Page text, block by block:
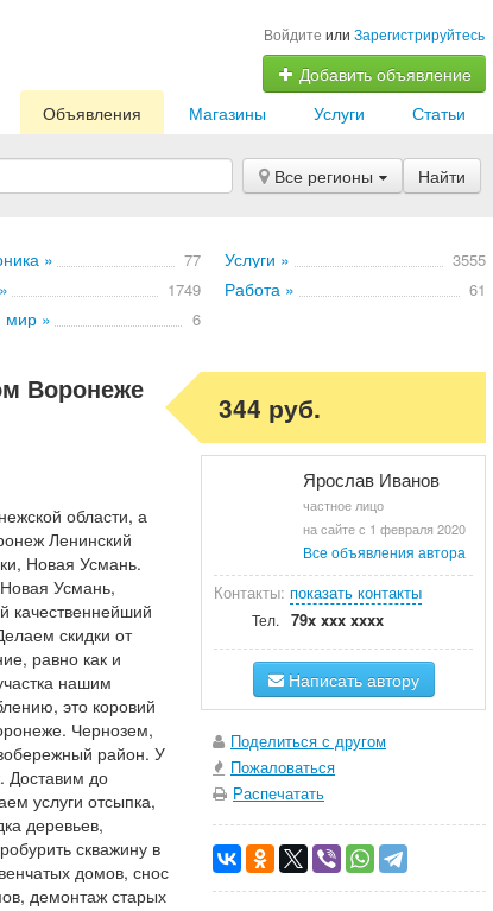
Войдите или Зарегистрируйтесь
Добавить объявление
Статьи
Услуги
Магазины
Объявления
Все регионы Найти
» 77 Услуги » 3555
1749 Работа » 61
мир » 6
Воронеже
области, а
Ленинский
Новая Усмань.
Усмань,
качественнейший
скидки от
равно как и
нашим
это коровий
Чернозем,
район. У
Доставим до
услуги отсыпка,
деревьев,
скважину в
домов, снос
демонтаж старых
344 руб.
Ярослав Иванов
частное лицо
на сайте с 1 февраля 2020
Все объявления автора
Контакты: показать контакты
Тел. 79x xxx xxxx
Написать автору
Поделиться с другом
Пожаловаться
Распечатать